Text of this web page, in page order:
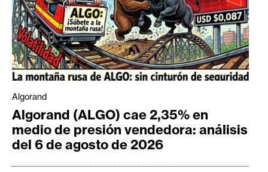
Algorand
Algorand (ALGO) cae 2,35% en
medio de presión vendedora: análisis
del 6 de agosto de 2026